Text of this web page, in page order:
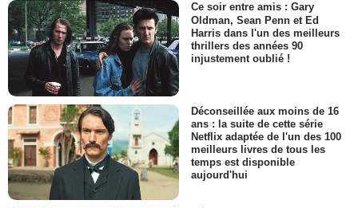
Ce soir entre amis : Gary
Oldman, Sean Penn et Ed
Harris dans l'un des meilleurs
thrillers des années 90
injustement oublié !
Déconseillée aux moins de 16
ans : la suite de cette série
Netflix adaptée de l'un des 100
meilleurs livres de tous les
temps est disponible
aujourd'hui